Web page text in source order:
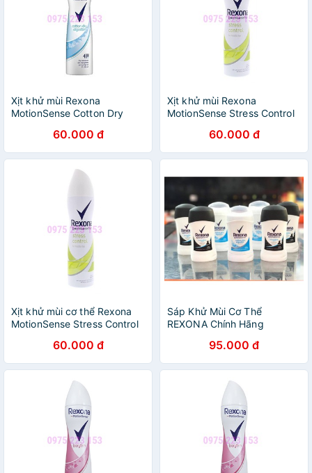
Xịt khử mùi Rexona
MotionSense Cotton Dry
60.000 đ
Xịt khử mùi Rexona
MotionSense Stress Control
60.000 đ
Xịt khử mùi cơ thể Rexona
MotionSense Stress Control
60.000 đ
Sáp Khử Mùi Cơ Thể
REXONA Chính Hãng
95.000 đ